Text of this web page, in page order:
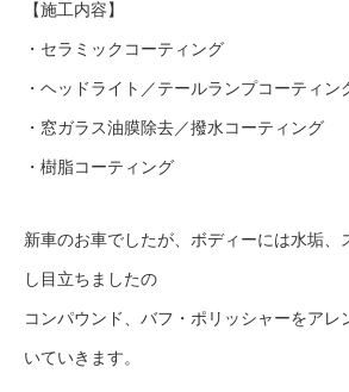
【施工内容】
・セラミックコーティング
・ヘッドライト／テールランプコーティン
・窓ガラス油膜除去／撥水コーティング
・樹脂コーティング
新車のお車でしたが、ボディーには水垢、
し目立ちましたの
コンパウンド、バフ・ポリッシャーをアレ
いていきます。